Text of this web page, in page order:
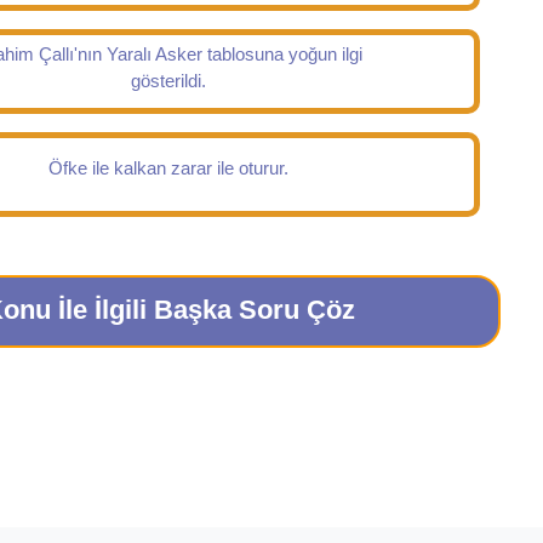
Çallı'nın Yaralı Asker tablosuna yoğun ilgi
gösterildi.
Öfke ile kalkan zarar ile oturur.
İle İlgili Başka Soru Çöz